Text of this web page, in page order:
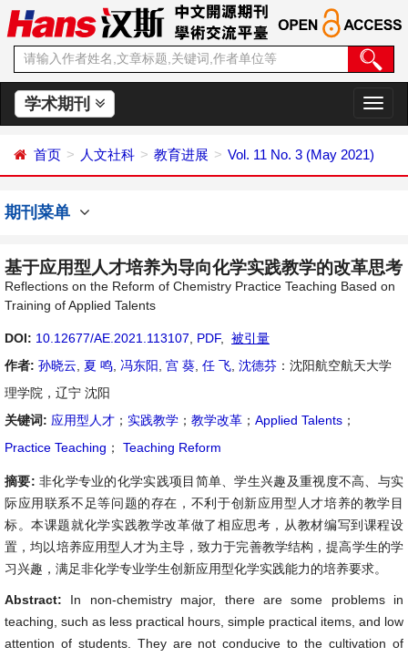
学术期刊
切
换
航
首页 人文社科 教育进展 Vol. 11 No. 3 (May 2021)
期刊菜单
基于应用型人才培养为导向化学实践教学的改革思考
Reflections on the Reform of Chemistry Practice Teaching Based on
Training of Applied Talents
DOI: 10.12677/AE.2021.113107 PDF,
被引量
作者: 孙晓云 夏 鸣 冯东阳 宫 葵 任 飞 沈德芬 ：沈阳航空航天大学
理学院，辽宁 沈阳
关键词: 应用型人才 ； 实践教学 ； 教学改革 ； Applied Talents ；
Practice Teaching ； Teaching Reform
摘要: 非化学专业的化学实践项目简单、学生兴趣及重视度不高、与实
际应用联系不足等问题的存在，不利于创新应用型人才培养的教学目
标。本课题就化学实践教学改革做了相应思考，从教材编写到课程设
置，均以培养应用型人才为主导，致力于完善教学结构，提高学生的学
习兴趣，满足非化学专业学生创新应用型化学实践能力的培养要求。
Abstract: In non-chemistry major, there are some problems in
teaching, such as less practical hours, simple practical items, and low
attention of students. They are not conducive to the cultivation of